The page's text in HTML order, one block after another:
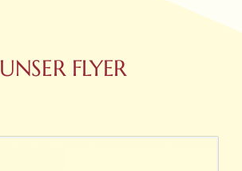
UNSER FLYER